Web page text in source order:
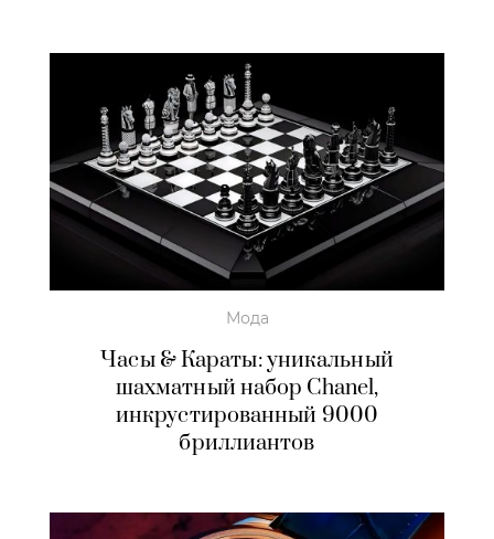
Мода
Часы & Караты: уникальный
шахматный набор Chanel,
инкрустированный 9000
бриллиантов